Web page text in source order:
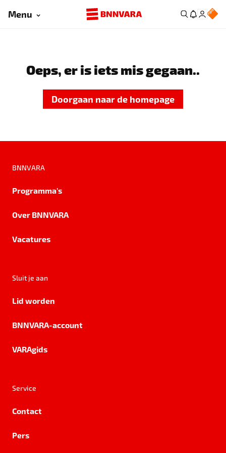
Menu
Oeps, er is iets mis gegaan..
Doorgaan naar de homepage
BNNVARA
Programma's
Over BNNVARA
Vacatures
Sluit je aan
Lid worden
BNNVARA-account
VARAgids
Service
Contact
Pers